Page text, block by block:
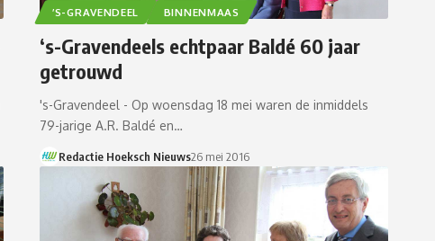
’S-GRAVENDEEL BINNENMAAS
‘s-Gravendeels echtpaar Baldé 60 jaar
getrouwd
's-Gravendeel - Op woensdag 18 mei waren de inmiddels
79-jarige A.R. Baldé en…
Redactie Hoeksch Nieuws26 mei 2016